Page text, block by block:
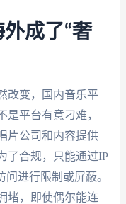
成了“奢
改变，国内音乐平
平台有意刁难，
片公司和内容提供
了合规，只能通过IP
进行限制或屏蔽。
堵，即使偶尔能连